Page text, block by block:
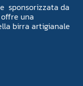
sponsorizzata da
una
birra artigianale